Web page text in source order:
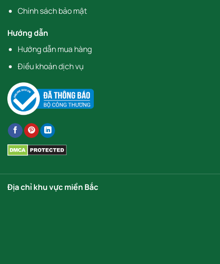
Chính sách bảo mật
Hướng dẫn
Hướng dẫn mua hàng
Điều khoản dịch vụ
Địa chỉ khu vực miền Bắc